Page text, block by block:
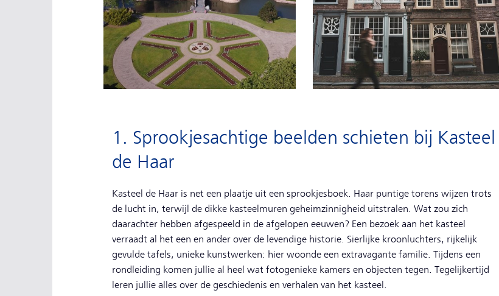
1. Sprookjesachtige beelden schieten bij Kasteel
de Haar
Kasteel de Haar is net een plaatje uit een sprookjesboek. Haar puntige torens wijzen trots
de lucht in, terwijl de dikke kasteelmuren geheimzinnigheid uitstralen. Wat zou zich
daarachter hebben afgespeeld in de afgelopen eeuwen? Een bezoek aan het kasteel
verraadt al het een en ander over de levendige historie. Sierlijke kroonluchters, rijkelijk
gevulde tafels, unieke kunstwerken: hier woonde een extravagante familie. Tijdens een
rondleiding komen jullie al heel wat fotogenieke kamers en objecten tegen. Tegelijkertijd
leren jullie alles over de geschiedenis en verhalen van het kasteel.